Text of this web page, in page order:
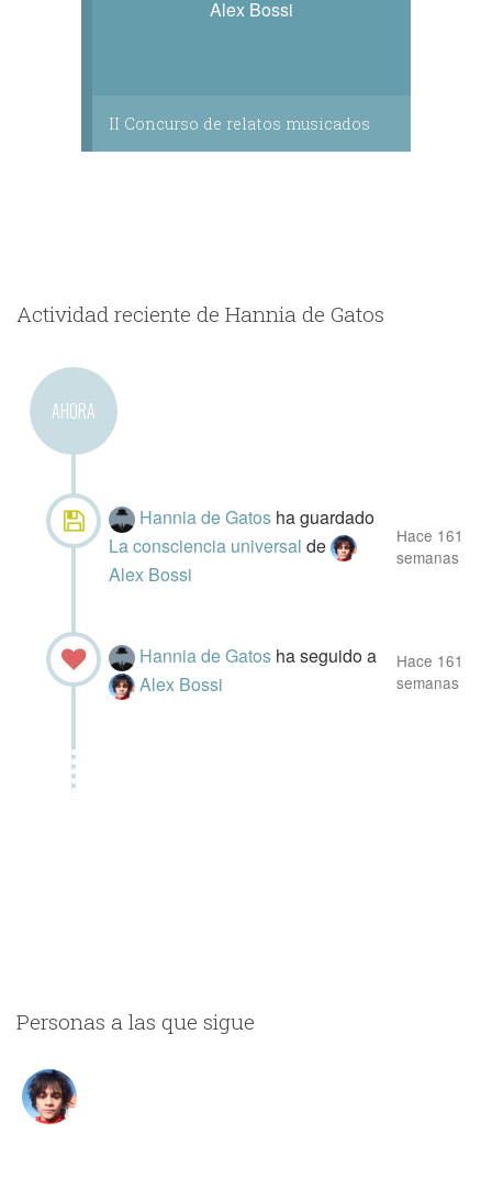
Alex Bossi
II Concurso de relatos musicados
Actividad reciente de Hannia de Gatos
AHORA
Hannia de Gatos ha guardado
La consciencia universalde
Alex Bossi
Hace 161
semanas
Hannia de Gatos ha seguido a
Alex Bossi
Hace 161
semanas
Personas a las que sigue